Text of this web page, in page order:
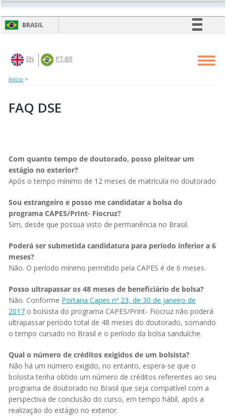
Pular
para
BRASIL
EN PT-BR
Início >
FAQ DSE
Com quanto tempo de doutorado, posso pleitear um
estágio no exterior?
Após o tempo mínimo de 12 meses de matrícula no doutorado
Sou estrangeiro e posso me candidatar a bolsa do
programa CAPES/PrInt- Fiocruz?
Sim, desde que possua visto de permanência no Brasil.
Poderá ser submetida candidatura para período inferior a 6
meses?
Não. O período mínimo permitido pela CAPES é de 6 meses.
Posso ultrapassar os 48 meses de beneficiário de bolsa?
Não. Conforme Portaria Capes nº 23, de 30 de janeiro de
2017 o bolsista do programa CAPES/PrInt- Fiocruz não poderá
ultrapassar período total de 48 meses do doutorado, somando
o tempo cursado no Brasil e o período da bolsa sanduíche.
Qual o número de créditos exigidos de um bolsista?
Não há um número exigido, no entanto, espera-se que o
bolsista tenha obtido um número de créditos referentes ao seu
programa de doutorado no Brasil que seja compatível com a
perspectiva de conclusão do curso, em tempo hábil, após a
realização do estágio no exterior.